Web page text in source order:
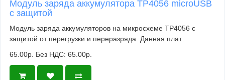
Модуль заряда аккумулятора TP4056 microUSB
с защитой
Модуль заряда аккумуляторов на микросхеме TP4056 с
защитой от перегрузки и переразряда. Данная плат..
65.00р. Без НДС: 65.00р.